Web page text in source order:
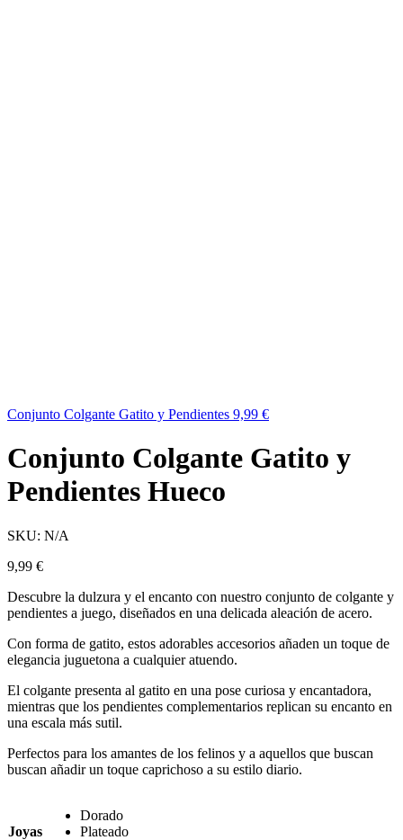
Conjunto Colgante Gatito y Pendientes 9,99 €
Conjunto Colgante Gatito y
Pendientes Hueco
SKU: N/A
9,99 €
Descubre la dulzura y el encanto con nuestro conjunto de colgante y
pendientes a juego, diseñados en una delicada aleación de acero.
Con forma de gatito, estos adorables accesorios añaden un toque de
elegancia juguetona a cualquier atuendo.
El colgante presenta al gatito en una pose curiosa y encantadora,
mientras que los pendientes complementarios replican su encanto en
una escala más sutil.
Perfectos para los amantes de los felinos y a aquellos que buscan
buscan añadir un toque caprichoso a su estilo diario.
Joyas
Dorado
Plateado